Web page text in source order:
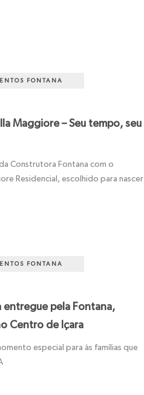
FONTANA
Maggiore – Seu tempo, seu
Construtora Fontana com o
Residencial, escolhido para nascer
FONTANA
entregue pela Fontana,
Centro de Içara
especial para às famílias que